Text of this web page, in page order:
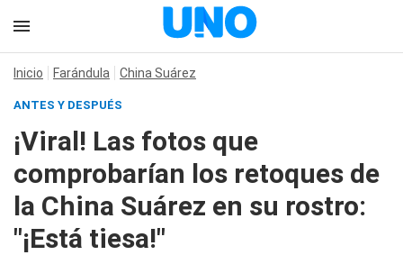
Inicio Farándula China Suárez
ANTES Y DESPUÉS
¡Viral! Las fotos que
comprobarían los retoques de
la China Suárez en su rostro:
"¡Está tiesa!"